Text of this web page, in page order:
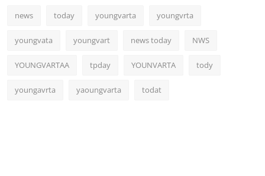
news today youngvarta youngvrta
youngvata youngvart news today NWS
YOUNGVARTAA tpday YOUNVARTA tody
youngavrta yaoungvarta todat